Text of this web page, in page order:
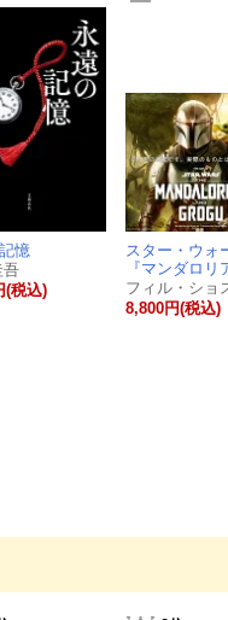
憶
吾
(税込)
スター・ウォ
『マンダロリ
8,800円(税込)